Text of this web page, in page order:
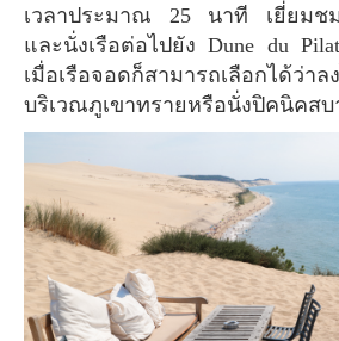
เวลาประมาณ 25 นาที เยี่ยมช
และนั่งเรือต่อไปยัง Dune du
เมื่อเรือจอดก็สามารถเลือกได้ว่าล
บริเวณภูเขาทรายหรือนั่งปิคนิคสบ